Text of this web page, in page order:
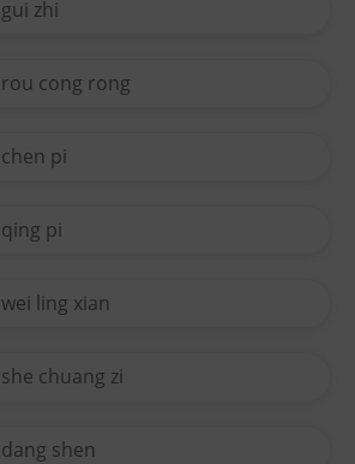
gui zhi
rou cong rong
chen pi
qing pi
wei ling xian
she chuang zi
dang shen